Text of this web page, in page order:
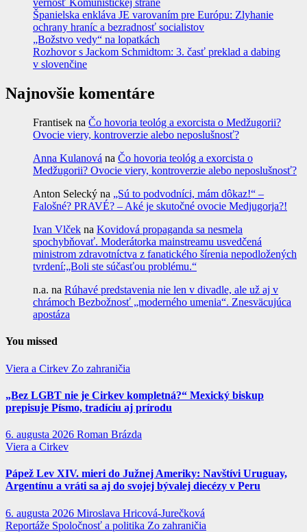
vernosť Komunistickej strane
Španielska enkláva JE varovaním pre Európu: Zlyhanie
ochrany hraníc a bezradnosť socialistov
„Božstvo vedy“ na lopatkách
Rozhovor s Jackom Schmidtom: 3. časť preklad a dabing
v slovenčine
Najnovšie komentáre
Frantisek na Čo hovoria teológ a exorcista o Medžugorii?
Ovocie viery, kontroverzie alebo neposlušnosť?
Anna Kulanová na Čo hovoria teológ a exorcista o
Medžugorii? Ovocie viery, kontroverzie alebo neposlušnosť?
Anton Selecký na „Sú to podvodníci, mám dôkaz!“ –
Falošné? PRAVÉ? – Aké je skutočné ovocie Medjugorja?!
Ivan Vlček na Kovidová propaganda sa nesmela
spochybňovať. Moderátorka mainstreamu usvedčená
ministrom zdravotníctva z fanatického šírenia nepodložených
tvrdení:„Boli ste súčasťou problému.“
n.a. na Rúhavé predstavenia nie len v divadle, ale už aj v
chrámoch Bezbožnosť „moderného umenia“. Znesväcujúca
apostáza
You missed
Viera a Cirkev Zo zahraničia
„Bez LGBT nie je Cirkev kompletná?“ Mexický biskup
prepisuje Písmo, tradíciu aj prírodu
6. augusta 2026 Roman Brázda
Viera a Cirkev
Pápež Lev XIV. mieri do Južnej Ameriky: Navštívi Uruguay,
Argentínu a vráti sa aj do svojej bývalej diecézy v Peru
6. augusta 2026 Miroslava Hricová-Jurečková
Reportáže Spoločnosť a politika Zo zahraničia